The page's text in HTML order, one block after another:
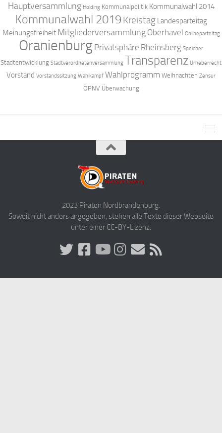
Hauptversammlung Holding Kommunalpolitik Kommunalwahl 2014
Kommunalwahl 2019 Kreistag Landesparteitag
Meinungsfreiheit Mitgliederversammlung Oberhavel Onlineparteitag
Oranienburg Privatsphäre Rheinsberg Speicher
Stadtentwicklung Stadtverordnetenversammlung Transparenz Urheberrecht
Vorstand Vorstandssitzung Wahlkampf Wahlprogramm Weihnachten Zensur
ÖPNV Überwachung
2023 Piraten Nordbrandenburg.
Soweit nicht anders angegeben, stehen alle Texte dieser Webseite
unter einer CC-BY-Lizenz.